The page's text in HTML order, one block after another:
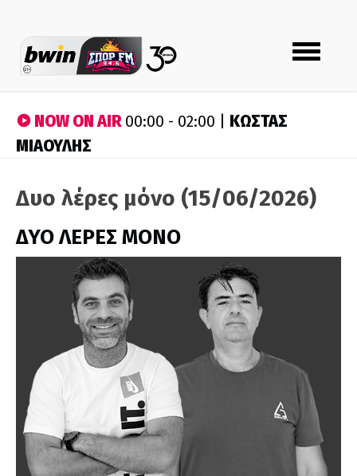
Toggle
navigation
NOW ON AIR00:00 - 02:00 | ΚΩΣΤΑΣ
ΜΙΑΟΥΛΗΣ
Δυο λέρες μόνο (15/06/2026)
ΔΥΟ ΛΕΡΕΣ ΜΟΝΟ